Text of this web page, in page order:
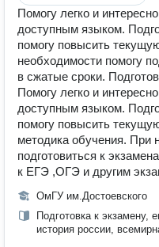
Помогу легко и
доступным языком.
помогу повысить
необходимости помогу
в сжатые сроки.
Помогу легко и
доступным языком.
помогу повысить
методика обучения. При
подготовиться к
к ЕГЭ ,ОГЭ и другим
ОмГУ им.Достоевского
Подготовка к экзамену,
история россии,